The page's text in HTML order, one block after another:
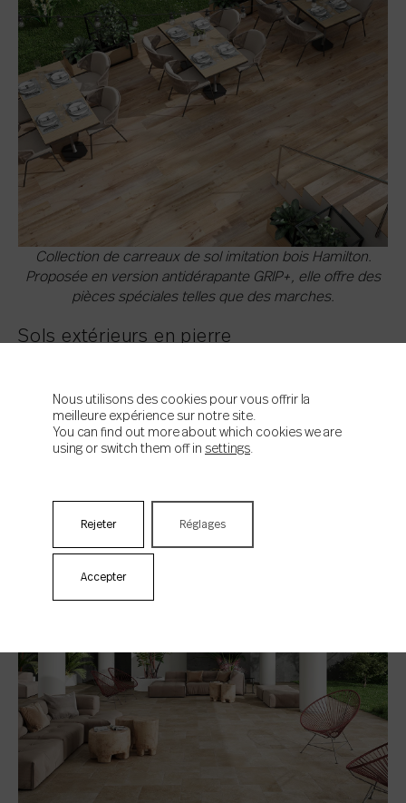
Collection de carreaux de sol imitation bois Hamilton.
Proposée en version antidérapante GRIP+, elle offre des
pièces spéciales telles que des marches.
Sols extérieurs en pierre
imitation pierreremportent un franc succès. Les designs les
plus récents jouent de manière magistrale sur leur palette
chromatique pourhabiller les extérieurs de leur caractère
génération de pierre se distingue par
jeux de posequ'elle permet. La mosaïque en pierre s'y affirme
comme la nouvelle star de la décoration intérieure.
Nous utilisons des cookies pour vous offrir la
meilleure expérience sur notre site.
You can find out more about which cookies we are
using or switch them off in settings.
Accepter
Rejeter Réglages